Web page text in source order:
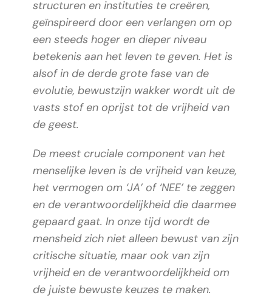
structuren en instituties te creëren,
geïnspireerd door een verlangen om op
een steeds hoger en dieper niveau
betekenis aan het leven te geven. Het is
alsof in de derde grote fase van de
evolutie, bewustzijn wakker wordt uit de
vasts stof en oprijst tot de vrijheid van
de geest.
De meest cruciale component van het
menselijke leven is de vrijheid van keuze,
het vermogen om ‘JA’ of ‘NEE’ te zeggen
en de verantwoordelijkheid die daarmee
gepaard gaat. In onze tijd wordt de
mensheid zich niet alleen bewust van zijn
critische situatie, maar ook van zijn
vrijheid en de verantwoordelijkheid om
de juiste bewuste keuzes te maken.